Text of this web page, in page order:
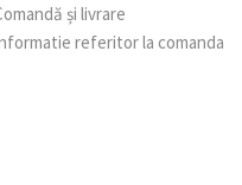
și livrare
referitor la comanda